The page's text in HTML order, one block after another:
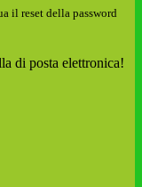
il reset della password
di posta elettronica!